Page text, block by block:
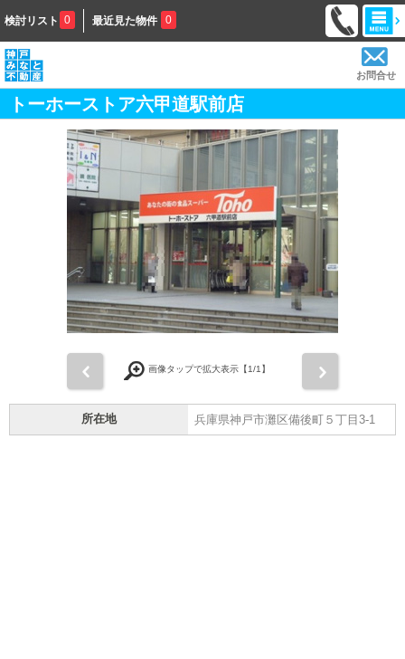
検討リスト 0 最近見た物件 0
お問合せ
トーホーストア六甲道駅前店
画像タップで拡大表示【1/1】
所在地 兵庫県神戸市灘区備後町５丁目3-1